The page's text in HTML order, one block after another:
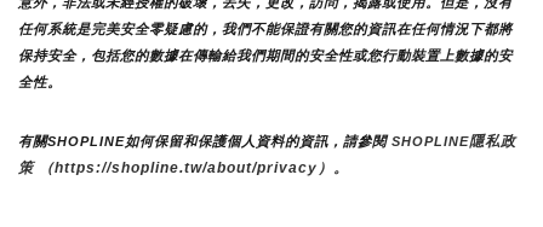
任何系統是完美安全零疑慮的，我們不能保證有關您的資訊在任何情況下都將
保持安全，包括您的數據在傳輸給我們期間的安全性或您行動裝置上數據的安
全性。
有關SHOPLINE如何保留和保護個人資料的資訊，請參閱 SHOPLINE隱私政
策 （https://shopline.tw/about/privacy）。